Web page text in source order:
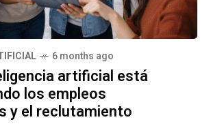
6 months ago
artificial está
los empleos
y el reclutamiento